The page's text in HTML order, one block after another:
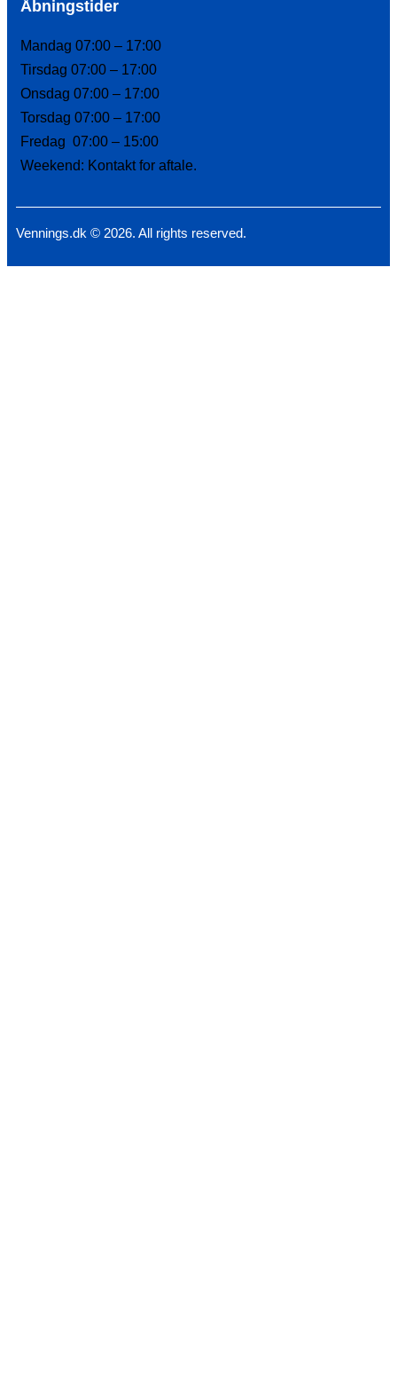
Åbningstider
Mandag 07:00 – 17:00
Tirsdag 07:00 – 17:00
Onsdag 07:00 – 17:00
Torsdag 07:00 – 17:00
Fredag 07:00 – 15:00
Weekend: Kontakt for aftale.
Vennings.dk © 2026. All rights reserved.